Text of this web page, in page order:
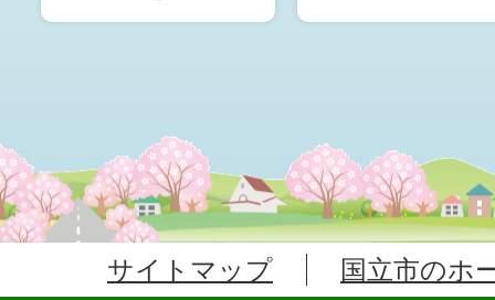
サイトマップ 国立市のホ